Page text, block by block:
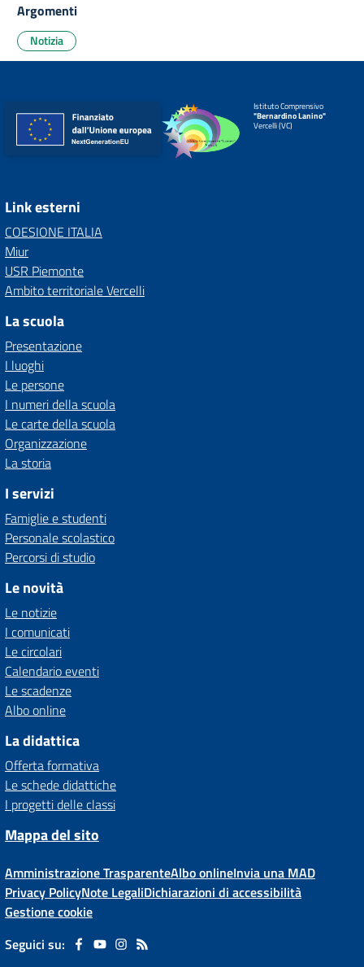
Argomenti
Notizia
Istituto Comprensivo
"Bernardino Lanino"
Vercelli (VC)
Link esterni
COESIONE ITALIA
Miur
USR Piemonte
Ambito territoriale Vercelli
La scuola
Presentazione
I luoghi
Le persone
I numeri della scuola
Le carte della scuola
Organizzazione
La storia
I servizi
Famiglie e studenti
Personale scolastico
Percorsi di studio
Le novità
Le notizie
I comunicati
Le circolari
Calendario eventi
Le scadenze
Albo online
La didattica
Offerta formativa
Le schede didattiche
I progetti delle classi
Mappa del sito
Amministrazione TrasparenteAlbo onlineInvia una MAD
Privacy PolicyNote LegaliDichiarazioni di accessibilità
Gestione cookie
Seguici su: